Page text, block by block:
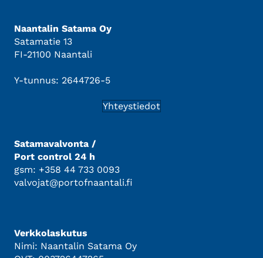
Naantalin Satama Oy
Satamatie 13
FI-21100 Naantali
Y-tunnus: 2644726-5
Yhteystiedot
Satamavalvonta /
Port control 24 h
gsm: +358 44 733 0093
valvojat@portofnaantali.fi
Verkkolaskutus
Nimi: Naantalin Satama Oy